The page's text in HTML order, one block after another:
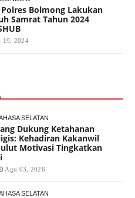
Polres Bolmong Lakukan
Samrat Tahun 2024
19, 2024
SELATAN
Dukung Ketahanan
Kehadiran Kakanwil
Motivasi Tingkatkan
Agu 03, 2026
SELATAN